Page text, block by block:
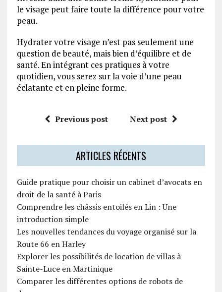
le visage peut faire toute la différence pour votre
peau.
Hydrater votre visage n’est pas seulement une
question de beauté, mais bien d’équilibre et de
santé. En intégrant ces pratiques à votre
quotidien, vous serez sur la voie d’une peau
éclatante et en pleine forme.
Previous post Next post
ARTICLES RÉCENTS
Guide pratique pour choisir un cabinet d’avocats en
droit de la santé à Paris
Comprendre les châssis entoilés en Lin : Une
introduction simple
Les nouvelles tendances du voyage organisé sur la
Route 66 en Harley
Explorer les possibilités de location de villas à
Sainte-Luce en Martinique
Comparer les différentes options de robots de